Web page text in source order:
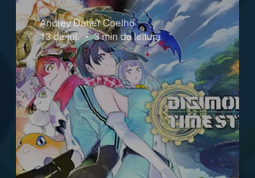
Andrey Daher Coelho
13 de jul.
3 min de leitura